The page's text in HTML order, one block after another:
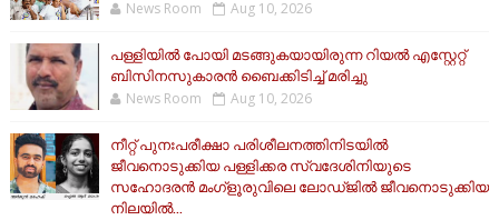
News Room Aug 10, 2026
പള്ളിയിൽ പോയി മടങ്ങുകയായിരുന്ന റിയൽ എസ്റ്റേറ്റ്
ബിസിനസുകാരൻ ബൈക്കിടിച്ച് മരിച്ചു
News Room Aug 10, 2026
നീറ്റ് പുനഃപരീക്ഷാ പരിശീലനത്തിനിടയിൽ
ജീവനൊടുക്കിയ പള്ളിക്കര സ്വദേശിനിയുടെ
സഹോദരൻ മംഗ്ളൂരുവിലെ ലോഡ്ജിൽ ജീവനൊടുക്കിയ
നിലയിൽ...